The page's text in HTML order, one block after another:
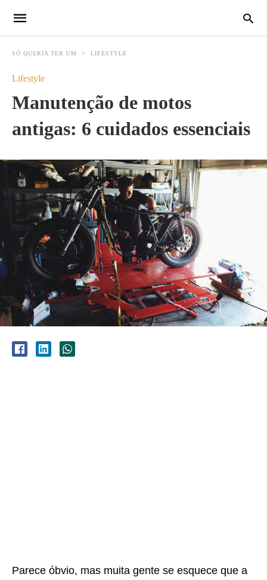
SÓ QUERIA TER UM LIFESTYLE
Lifestyle
Manutenção de motos
antigas: 6 cuidados essenciais
Parece óbvio, mas muita gente se esquece que a